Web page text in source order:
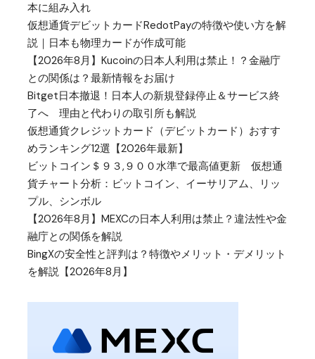
本に組み入れ
仮想通貨デビットカードRedotPayの特徴や使い方を解
説｜日本も物理カードが作成可能
【2026年8月】Kucoinの日本人利用は禁止！？金融庁
との関係は？最新情報をお届け
Bitget日本撤退！日本人の新規登録停止＆サービス終
了へ 理由と代わりの取引所も解説
仮想通貨クレジットカード（デビットカード）おすす
めランキング12選【2026年最新】
ビットコイン＄９３,９００水準で最高値更新 仮想通
貨チャート分析：ビットコイン、イーサリアム、リッ
プル、シンボル
【2026年8月】MEXCの日本人利用は禁止？違法性や金
融庁との関係を解説
BingXの安全性と評判は？特徴やメリット・デメリット
を解説【2026年8月】